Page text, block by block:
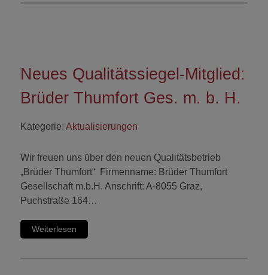
Neues Qualitätssiegel-Mitglied:
Brüder Thumfort Ges. m. b. H.
Kategorie: Aktualisierungen
Wir freuen uns über den neuen Qualitätsbetrieb
„Brüder Thumfort“ Firmenname: Brüder Thumfort
Gesellschaft m.b.H. Anschrift: A-8055 Graz,
Puchstraße 164…
Weiterlesen